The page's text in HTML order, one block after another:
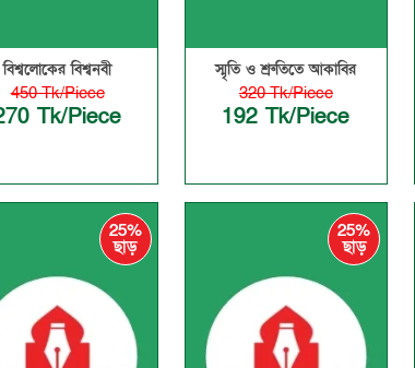
বিশ্বলোকের বিশ্বনবী
450 Tk/Piece
Tk/Piece
স্মৃতি ও শ্রুতিতে আকাবির
320 Tk/Piece
192 Tk/Piece
25%
ছাড়
25%
ছাড়